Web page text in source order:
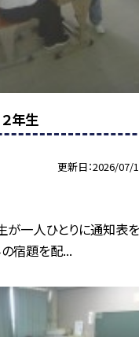
年生
更新日 2026/07/
が一人ひとりに通知表
の宿題を配...